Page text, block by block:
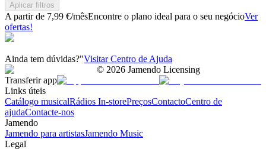
Aplicar filtros
A partir de 7,99 €/mêsEncontre o plano ideal para o seu negócioVer
ofertas!
Ainda tem dúvidas?"Visitar Centro de Ajuda
© 2026 Jamendo Licensing
Transferir app
Links úteis
Catálogo musicalRádios In-storePreçosContactoCentro de
ajudaContacte-nos
Jamendo
Jamendo para artistasJamendo Music
Legal